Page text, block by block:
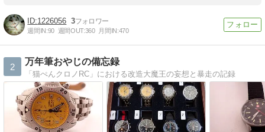
1226056 3
週間IN:90 週間OUT:360 月間IN:470
2
万年筆おやじの備忘録
「猫ぺんクロノRC」における改造大魔王の妄想と暴走の記録